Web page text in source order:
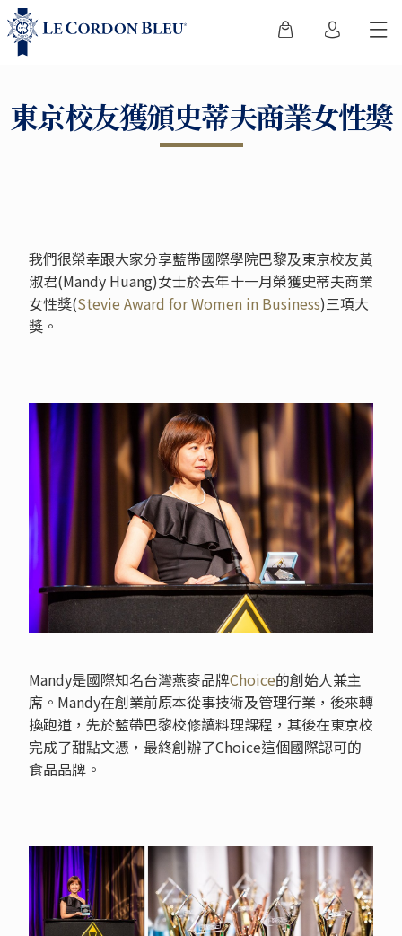
東京校友獲頒史蒂夫商業女性獎
我們很榮幸跟大家分享藍帶國際學院巴黎及東京校友黃
淑君(Mandy Huang)女士於去年十一月榮獲史蒂夫商業
女性獎(Stevie Award for Women in Business)三項大
獎。
Mandy是國際知名台灣燕麥品牌Choice的創始人兼主
席。Mandy在創業前原本從事技術及管理行業，後來轉
換跑道，先於藍帶巴黎校修讀料理課程，其後在東京校
完成了甜點文憑，最終創辦了Choice這個國際認可的
食品品牌。